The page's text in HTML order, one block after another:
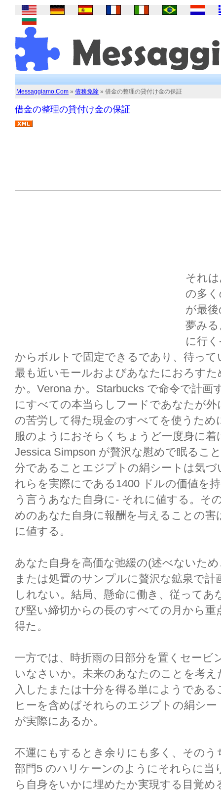
Messaggiamo.Com » 債務免除 » 借金の整理の貸付け金の保証
借金の整理の貸付け金の保証
それ
の多
が最
夢み
に行
からボルトで固定できるであり、待っ
最も近いモールおよびあなたにおろす
か。Verona か。Starbucks で命令で計画
にすべての本当らしフードであなたが
の苦労して得た現金のすべてを使うた
服のようにおそらくちょうど一度身に
Jessica Simpson が贅沢な慰めで眠るこ
分であることエジプトの絹シートは気
れらを実際にである1400 ドルの価値を
う言うあなた自身に- それに値する。そ
めのあなた自身に報酬を与えることの
に値する。
あなた自身を高価な弛緩の(述べないた
または処置のサンプルに贅沢な鉱泉で
しれない。結局、懸命に働き、従って
び堅い締切からの長のすべての月から
得た。
一方では、時折雨の日部分を置くセービ
いなさいか。未来のあなたのことを考
入したまたは十分を得る単にようであ
ヒーを含めばそれらのエジプトの絹シ
が実際にあるか。
不運にもするとき余りにも多く、その
部門5 のハリケーンのようにそれらに当
ら自身をいかに埋めたか実現する目覚